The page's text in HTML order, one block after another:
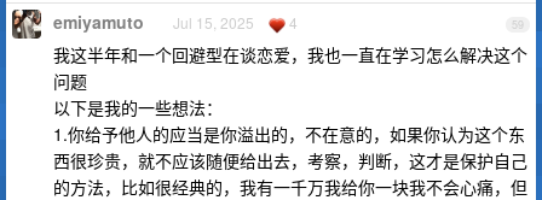
59
emiyamuto Jul 15, 2025 4
我这半年和一个回避型在谈恋爱，我也一直在学习怎么解决这个
问题
以下是我的一些想法：
1.你给予他人的应当是你溢出的，不在意的，如果你认为这个东
西很珍贵，就不应该随便给出去，考察，判断，这才是保护自己
的方法，比如很经典的，我有一千万我给你一块我不会心痛，但